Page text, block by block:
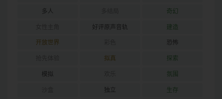
多人 奇幻
好评原声音轨 建造
开放世界 恐怖
拟真 探索
模拟 氛围
独立 生存